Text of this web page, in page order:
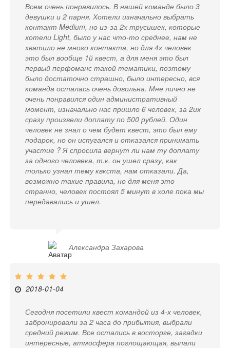
Всем очень понравилось. В нашей команде было 3
девушки и 2 парня. Хотели изначально выбрать
контакт Medium, но из-за 2х трусишек, которые
хотели Light, было у нас что-то среднее, нам не
хватило не много контакта, но для 4х человек
это был вообще 1й квест, а для меня это был
первый перфоманс такой тематики, поэтому
было достаточно страшно, было интересно, вся
команда осталась очень довольна. Мне лично не
очень понравился один административный
момент, изначально нас пришло 6 человек, за 2их
сразу произвели доплату по 500 рублей. Один
человек не знал о чем будет квест, это был ему
подарок, но он испугался и отказался принимать
участие ? Я спросила вернут ли нам ту доплату
за одного человека, т.к. он ушел сразу, как
только узнал тему квкста, нам отказали. Да,
возможно такие правила, но для меня это
странно, человек постоял 5 минут в холе пока мы
передавались и ушел.
Александра Захарова
2018-01-04
Сегодня посетили квест командой из 4-х человек,
забронировали за 2 часа до прибытия, выбрали
средний режим. Все остались в восторге, загадки
интересные, атмосфера поглощающая, выпали